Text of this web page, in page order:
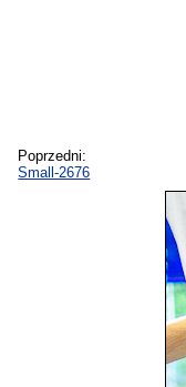
Poprzedni:
Small-2676